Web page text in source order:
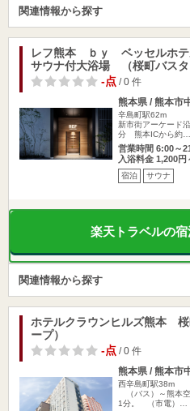
関連情報から探す
レフ熊本 ｂｙ ベッセルホテ
サウナ付大浴場 （桜町バスタ
-点/ 0 件
熊本県 / 熊本市
辛島町駅62m
新市街アーケード
分 熊本ICから約…
営業時間 6:00～
入浴料金 1,200円
宿泊 サウナ
楽天トラベルの
関連情報から探す
ホテルクラウンヒルズ熊本
ープ）
-点/ 0 件
熊本県 / 熊本市
西辛島町駅38m
（バス）～熊本
1分。 （市電）…